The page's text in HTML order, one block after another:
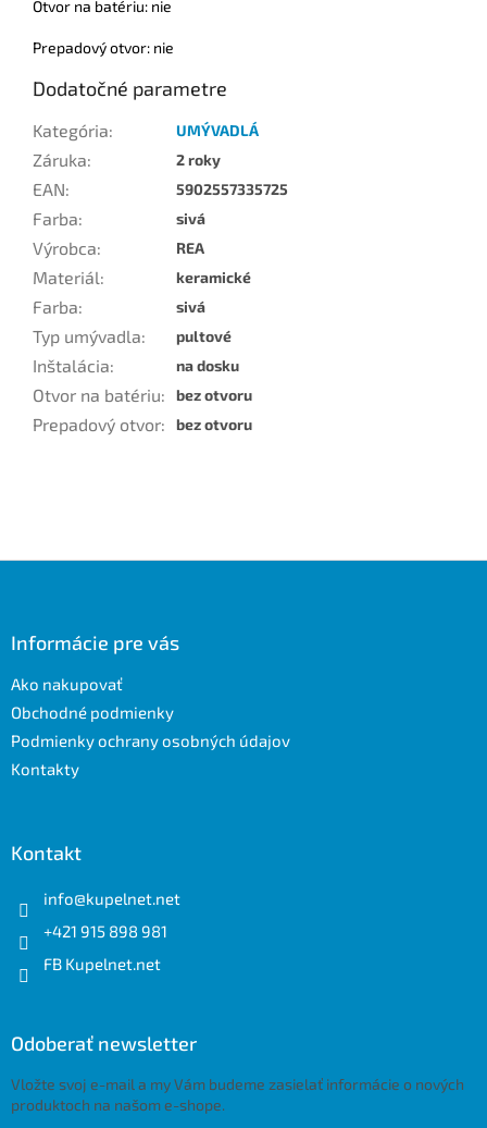
Otvor na batériu: nie
Prepadový otvor: nie
Dodatočné parametre
Kategória: UMÝVADLÁ
Záruka: 2 roky
EAN: 5902557335725
Farba: sivá
Výrobca: REA
Materiál: keramické
Farba: sivá
Typ umývadla: pultové
Inštalácia: na dosku
Otvor na batériu: bez otvoru
Prepadový otvor: bez otvoru
Informácie pre vás
Ako nakupovať
Obchodné podmienky
Podmienky ochrany osobných údajov
Kontakty
Kontakt
info@kupelnet.net
+421 915 898 981
FB Kupelnet.net
Odoberať newsletter
Vložte svoj e-mail a my Vám budeme zasielať informácie o nových
produktoch na našom e-shope.